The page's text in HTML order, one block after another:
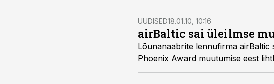
UUDISED18.01.10, 10:16
airBaltic sai üleilmse
Lõunanaabrite lennufirma
Phoenix Award muutumise eest